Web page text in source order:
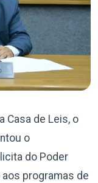
Casa de Leis, o
o
do Poder
programas de